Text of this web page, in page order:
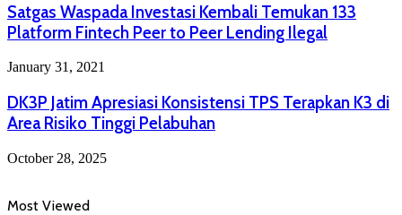
Satgas Waspada Investasi Kembali Temukan 133
Platform Fintech Peer to Peer Lending Ilegal
January 31, 2021
DK3P Jatim Apresiasi Konsistensi TPS Terapkan K3 di
Area Risiko Tinggi Pelabuhan
October 28, 2025
Most Viewed